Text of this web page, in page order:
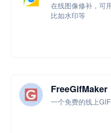
在线图像修补，可
比如水印等
FreeGifMaker
一个免费的线上